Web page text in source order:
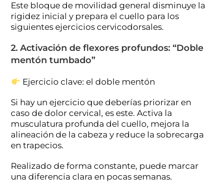
Este bloque de movilidad general disminuye la
rigidez inicial y prepara el cuello para los
siguientes ejercicios cervicodorsales.
2. Activación de flexores profundos: “Doble
mentón tumbado”
Ejercicio clave: el doble mentón
Si hay un ejercicio que deberías priorizar en
caso de dolor cervical, es este. Activa la
musculatura profunda del cuello, mejora la
alineación de la cabeza y reduce la sobrecarga
en trapecios.
Realizado de forma constante, puede marcar
una diferencia clara en pocas semanas.